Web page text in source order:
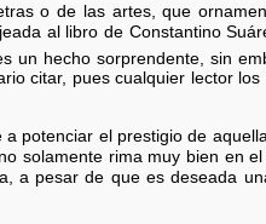
o de las artes, que
al libro de Constantino
un hecho sorprendente, sin
citar, pues cualquier lector los
potenciar el prestigio de
solamente rima muy bien en
a pesar de que es deseada